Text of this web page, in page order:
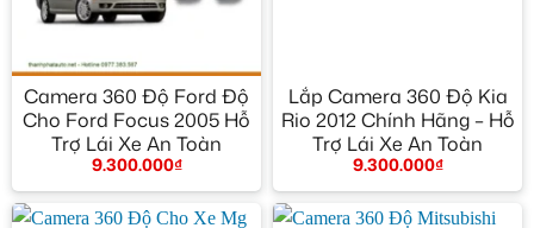
Camera 360 Độ Ford Độ
Cho Ford Focus 2005 Hỗ
Trợ Lái Xe An Toàn
9.300.000₫
Lắp Camera 360 Độ Kia
Rio 2012 Chính Hãng – Hỗ
Trợ Lái Xe An Toàn
9.300.000₫